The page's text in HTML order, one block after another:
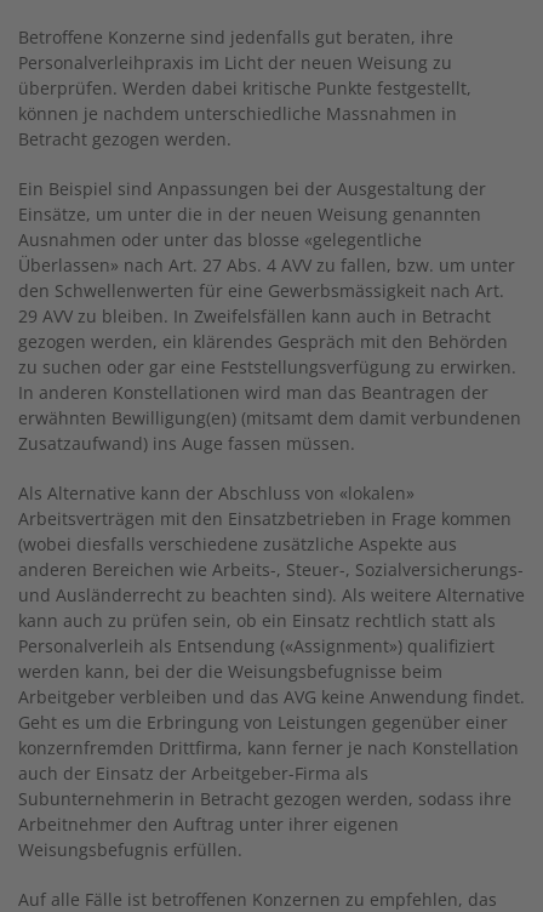
Betroffene Konzerne sind jedenfalls gut beraten, ihre
Personalverleihpraxis im Licht der neuen Weisung zu
überprüfen. Werden dabei kritische Punkte festgestellt,
können je nachdem unterschiedliche Massnahmen in
Betracht gezogen werden.
Ein Beispiel sind Anpassungen bei der Ausgestaltung der
Einsätze, um unter die in der neuen Weisung genannten
Ausnahmen oder unter das blosse «gelegentliche
Überlassen» nach Art. 27 Abs. 4 AVV zu fallen, bzw. um unter
den Schwellenwerten für eine Gewerbsmässigkeit nach Art.
29 AVV zu bleiben. In Zweifelsfällen kann auch in Betracht
gezogen werden, ein klärendes Gespräch mit den Behörden
zu suchen oder gar eine Feststellungsverfügung zu erwirken.
In anderen Konstellationen wird man das Beantragen der
erwähnten Bewilligung(en) (mitsamt dem damit verbundenen
Zusatzaufwand) ins Auge fassen müssen.
Als Alternative kann der Abschluss von «lokalen»
Arbeitsverträgen mit den Einsatzbetrieben in Frage kommen
(wobei diesfalls verschiedene zusätzliche Aspekte aus
anderen Bereichen wie Arbeits-, Steuer-, Sozialversicherungs-
und Ausländerrecht zu beachten sind). Als weitere Alternative
kann auch zu prüfen sein, ob ein Einsatz rechtlich statt als
Personalverleih als Entsendung («Assignment») qualifiziert
werden kann, bei der die Weisungsbefugnisse beim
Arbeitgeber verbleiben und das AVG keine Anwendung findet.
Geht es um die Erbringung von Leistungen gegenüber einer
konzernfremden Drittfirma, kann ferner je nach Konstellation
auch der Einsatz der Arbeitgeber-Firma als
Subunternehmerin in Betracht gezogen werden, sodass ihre
Arbeitnehmer den Auftrag unter ihrer eigenen
Weisungsbefugnis erfüllen.
Auf alle Fälle ist betroffenen Konzernen zu empfehlen, das